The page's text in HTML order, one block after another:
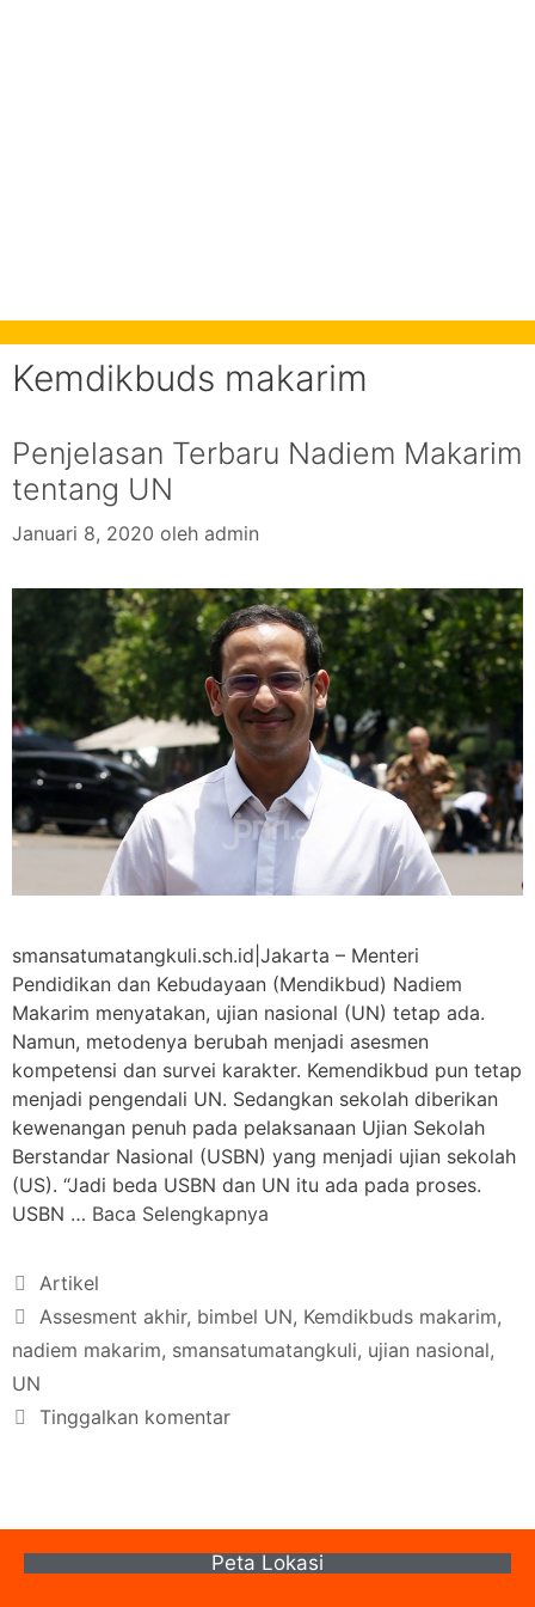
Kemdikbuds makarim
Penjelasan Terbaru Nadiem Makarim
tentang UN
Januari 8, 2020 oleh admin
smansatumatangkuli.sch.id|Jakarta – Menteri
Pendidikan dan Kebudayaan (Mendikbud) Nadiem
Makarim menyatakan, ujian nasional (UN) tetap ada.
Namun, metodenya berubah menjadi asesmen
kompetensi dan survei karakter. Kemendikbud pun tetap
menjadi pengendali UN. Sedangkan sekolah diberikan
kewenangan penuh pada pelaksanaan Ujian Sekolah
Berstandar Nasional (USBN) yang menjadi ujian sekolah
(US). “Jadi beda USBN dan UN itu ada pada proses.
USBN … Baca Selengkapnya
Artikel
Assesment akhir, bimbel UN, Kemdikbuds makarim,
nadiem makarim, smansatumatangkuli, ujian nasional,
UN
Tinggalkan komentar
Peta Lokasi